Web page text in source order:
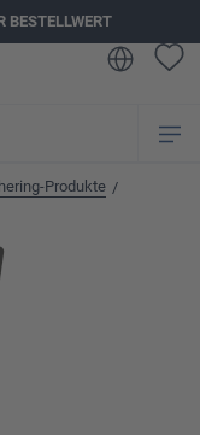
BESTELLWERT
Produkte /